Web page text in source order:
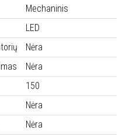
Mechaninis
LED
Nėra
Nėra
150
Nėra
Nėra